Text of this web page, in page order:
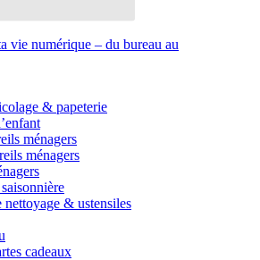
vie numérique – du bureau au
& papeterie
ménagers
ménagers
nettoyage & ustensiles
cadeaux